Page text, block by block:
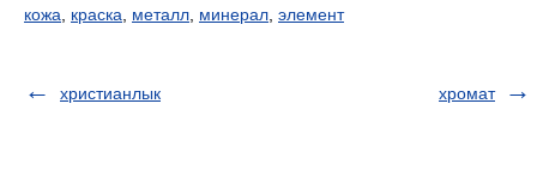
кожа
краска металл минерал элемент
христианлык хромат